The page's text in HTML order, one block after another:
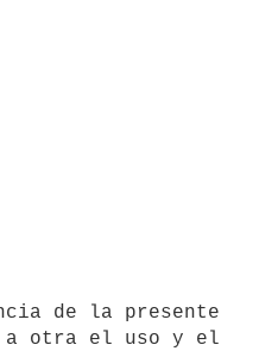
a otra el uso y el